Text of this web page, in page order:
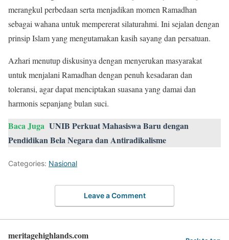
merangkul perbedaan serta menjadikan momen Ramadhan
sebagai wahana untuk mempererat silaturahmi. Ini sejalan dengan
prinsip Islam yang mengutamakan kasih sayang dan persatuan.
Azhari menutup diskusinya dengan menyerukan masyarakat
untuk menjalani Ramadhan dengan penuh kesadaran dan
toleransi, agar dapat menciptakan suasana yang damai dan
harmonis sepanjang bulan suci.
Baca Juga UNIB Perkuat Mahasiswa Baru dengan
Pendidikan Bela Negara dan Antiradikalisme
Categories: Nasional
Leave a Comment
meritagehighlands.com